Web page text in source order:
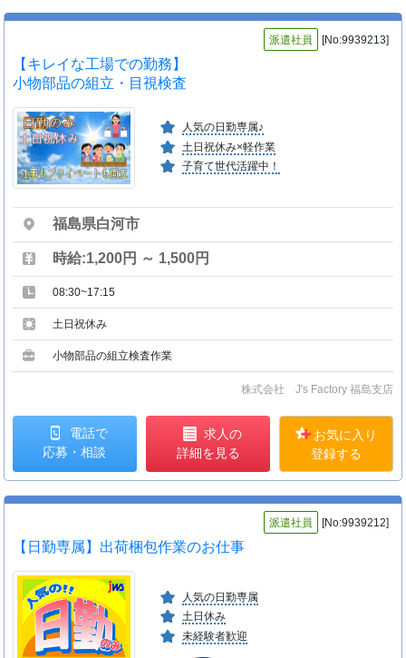
派遣社員 [No:9939213]
【キレイな工場での勤務】
小物部品の組立・目視検査
人気の日勤専属♪
土日祝休み×軽作業
子育て世代活躍中！
福島県白河市
時給:1,200円 ～ 1,500円
08:30~17:15
土日祝休み
小物部品の組立検査作業
株式会社 J's Factory 福島支店
電話で
応募・相談
求人の
詳細を見る
お気に入り
登録する
派遣社員 [No:9939212]
【日勤専属】出荷梱包作業のお仕事
人気の日勤専属
土日休み
未経験者歓迎